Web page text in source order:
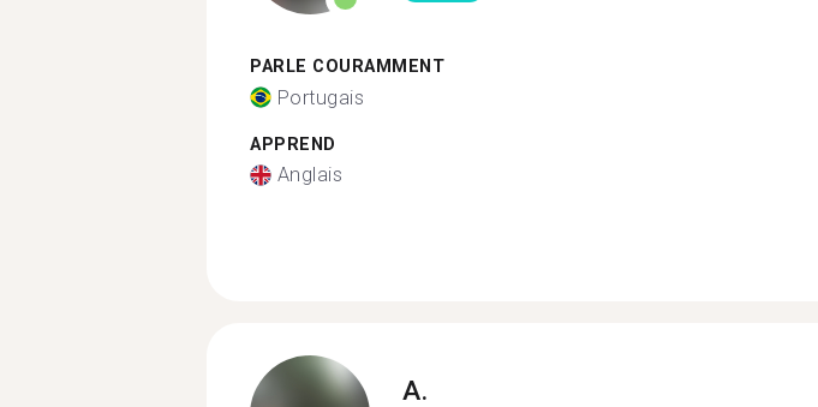
PARLE COURAMMENT
Portugais
APPREND
Anglais
A.